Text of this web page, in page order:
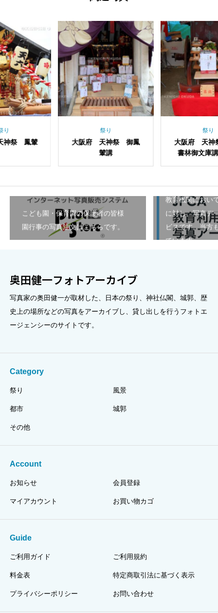
天神祭 御鳳
大阪府 天神祭 大阪
書林御文庫講の文車
大阪府
こども園・保育園の保護者の皆様
園行事の写真注文はこちらです。
教育機関におい
に対し、写真デ
ビスです。当方
ています。
奥田健一フォトアーカイブ
写真家の奥田健一が取材した、日本の祭り、神社仏閣、城郭、歴
史上の場所などの写真をアーカイブし、貸し出しを行うフォトエ
ージェンシーのサイトです。
Category
祭り 風景
都市 城郭
その他
Account
お知らせ 会員登録
マイアカウント お買い物カゴ
Guide
ご利用ガイド ご利用規約
料金表 特定商取引法に基づく表示
プライバシーポリシー お問い合わせ